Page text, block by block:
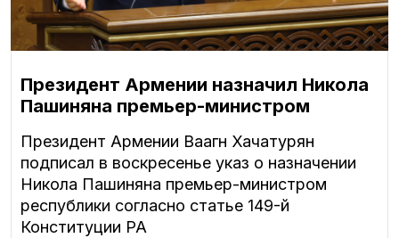
Президент Армении назначил Никола
Пашиняна премьер-министром
Президент Армении Ваагн Хачатурян
подписал в воскресенье указ о назначении
Никола Пашиняна премьер-министром
республики согласно статье 149-й
Конституции РА